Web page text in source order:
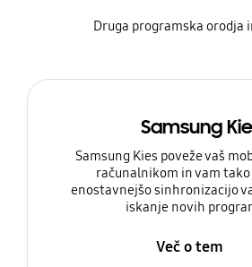
Druga programska orodja
Samsung
Samsung Kies poveže vaš
računalnikom in vam tako
enostavnejšo sinhronizacijo
iskanje novih
Več o tem